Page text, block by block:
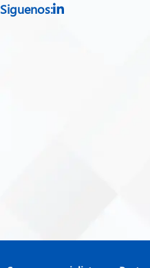
Siguenos: